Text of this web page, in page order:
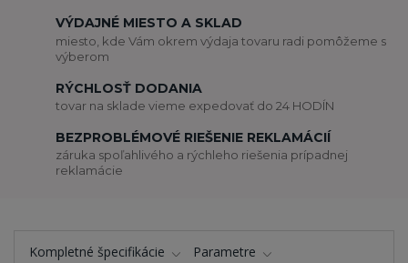
VÝDAJNÉ MIESTO A SKLAD
miesto, kde Vám okrem výdaja tovaru radi pomôžeme s
výberom
RÝCHLOSŤ DODANIA
tovar na sklade vieme expedovať do 24 HODÍN
BEZPROBLÉMOVÉ RIEŠENIE REKLAMÁCIÍ
záruka spoľahlivého a rýchleho riešenia prípadnej
reklamácie
Kompletné špecifikácie
Parametre